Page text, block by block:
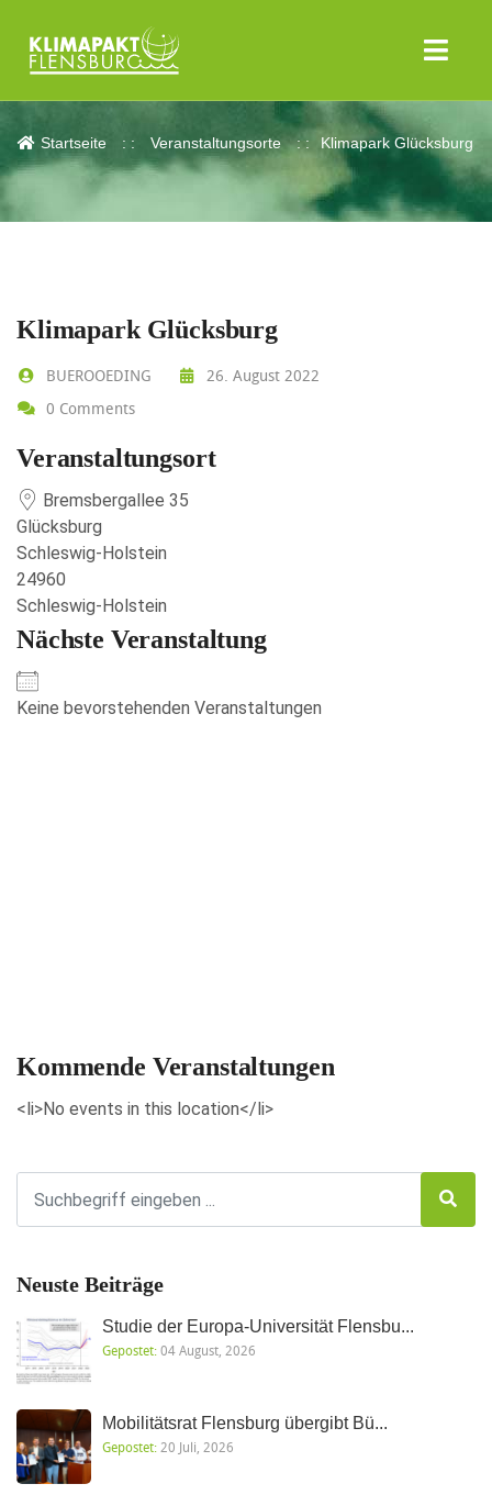
Klimapark Glücksburg
Startseite Veranstaltungsorte Klimapark Glücksburg
Klimapark Glücksburg
BUEROOEDING
26. August 2022
0 Comments
Veranstaltungsort
Bremsbergallee 35
Glücksburg
Schleswig-Holstein
24960
Schleswig-Holstein
Nächste Veranstaltung
Keine bevorstehenden Veranstaltungen
Kommende Veranstaltungen
<li>No events in this location</li>
Neuste Beiträge
Studie der Europa-Universität Flensbu...
Gepostet:04 August, 2026
Mobilitätsrat Flensburg übergibt Bü...
Gepostet: 20 Juli, 2026